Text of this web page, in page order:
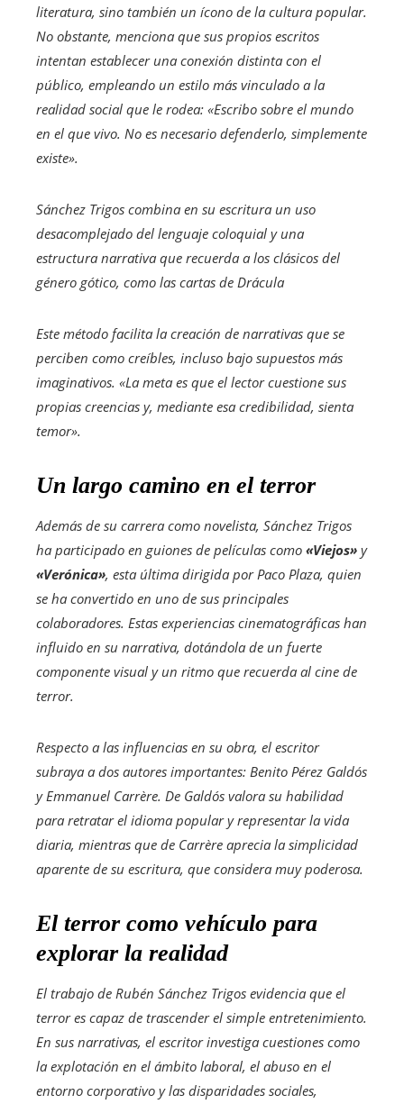
literatura, sino también un ícono de la cultura popular.
No obstante, menciona que sus propios escritos
intentan establecer una conexión distinta con el
público, empleando un estilo más vinculado a la
realidad social que le rodea: «Escribo sobre el mundo
en el que vivo. No es necesario defenderlo, simplemente
existe».
Sánchez Trigos combina en su escritura un uso
desacomplejado del lenguaje coloquial y una
estructura narrativa que recuerda a los clásicos del
género gótico, como las cartas de Drácula
Este método facilita la creación de narrativas que se
perciben como creíbles, incluso bajo supuestos más
imaginativos. «La meta es que el lector cuestione sus
propias creencias y, mediante esa credibilidad, sienta
temor».
Un largo camino en el terror
Además de su carrera como novelista, Sánchez Trigos
ha participado en guiones de películas como «Viejos» y
«Verónica», esta última dirigida por Paco Plaza, quien
se ha convertido en uno de sus principales
colaboradores. Estas experiencias cinematográficas han
influido en su narrativa, dotándola de un fuerte
componente visual y un ritmo que recuerda al cine de
terror.
Respecto a las influencias en su obra, el escritor
subraya a dos autores importantes: Benito Pérez Galdós
y Emmanuel Carrère. De Galdós valora su habilidad
para retratar el idioma popular y representar la vida
diaria, mientras que de Carrère aprecia la simplicidad
aparente de su escritura, que considera muy poderosa.
El terror como vehículo para
explorar la realidad
El trabajo de Rubén Sánchez Trigos evidencia que el
terror es capaz de trascender el simple entretenimiento.
En sus narrativas, el escritor investiga cuestiones como
la explotación en el ámbito laboral, el abuso en el
entorno corporativo y las disparidades sociales,